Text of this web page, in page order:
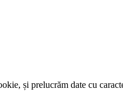
și prelucrăm date cu